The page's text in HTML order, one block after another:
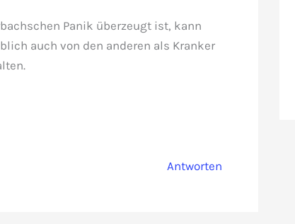
Panik überzeugt ist, kann
auch von den anderen als Kranker
Antworten